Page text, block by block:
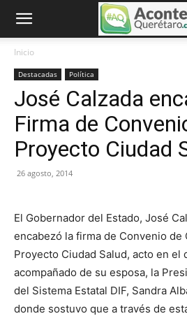
Inicio
Destacadas Política
José Calzada
Firma de
Proyecto Ciudad
26 agosto, 2014
El Gobernador del Estado, José
encabezó la firma de Convenio de
Proyecto Ciudad Salud, acto en el
acompañado de su esposa, la
del Sistema Estatal DIF, Sandra
donde sostuvo que a través de